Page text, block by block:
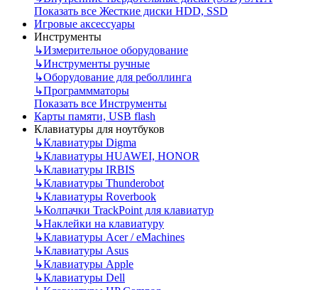
Показать все Жесткие диски HDD, SSD
Игровые аксессуары
Инструменты
↳Измерительное оборудование
↳Инструменты ручные
↳Оборудование для реболлинга
↳Программматоры
Показать все Инструменты
Карты памяти, USB flash
Клавиатуры для ноутбуков
↳Клавиатуры Digma
↳Клавиатуры HUAWEI, HONOR
↳Клавиатуры IRBIS
↳Клавиатуры Thunderobot
↳Клавиатуры Roverbook
↳Колпачки TrackPoint для клавиатур
↳Наклейки на клавиатуру
↳Клавиатуры Acer / eMachines
↳Клавиатуры Asus
↳Клавиатуры Apple
↳Клавиатуры Dell